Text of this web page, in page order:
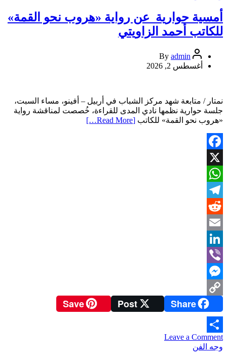
القلب
بقطرة
وسنبلة…
نقدية
لقصيدة
حسن
عبدالحميد
أمسية حوارية عن رواية «هروب نحو القمة»
للكاتب أحمد الزاويتي
admin
أغسطس 2, 2026
نمتار / متابعة شهد مركز الشباب في أربيل – أفينو، مساء السبت،
جلسة حوارية نظمها نادي المدى للقراءة، خُصصت لمناقشة رواية
«هروب نحو القمة» للكاتب [Read More…]
Facebook
X
WhatsApp
Telegram
Reddit
Email
LinkedIn
Viber
Messenger
Copy
Link
Share
Post
Save
Share
Leave a Comment
on
وجه الفن